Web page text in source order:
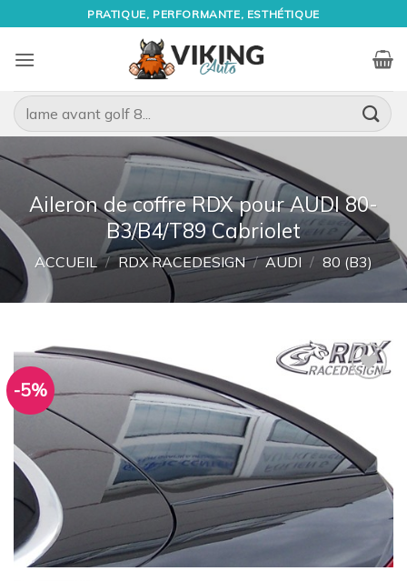
au
contenu
PRATIQUE, PERFORMANTE, ESTHÉTIQUE
Recherche
pour :
Aileron de coffre RDX pour AUDI 80-
B3/B4/T89 Cabriolet
ACCUEIL / RDX RACEDESIGN / AUDI / 80 (B3)
-5%
wishlist